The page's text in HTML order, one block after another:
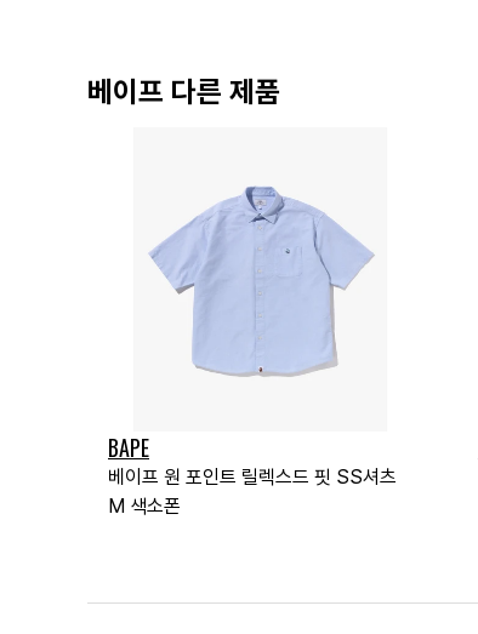
베이프 다른 제품
BAPE
베이프 원 포인트 릴렉스드 핏 SS셔츠
M 색소폰